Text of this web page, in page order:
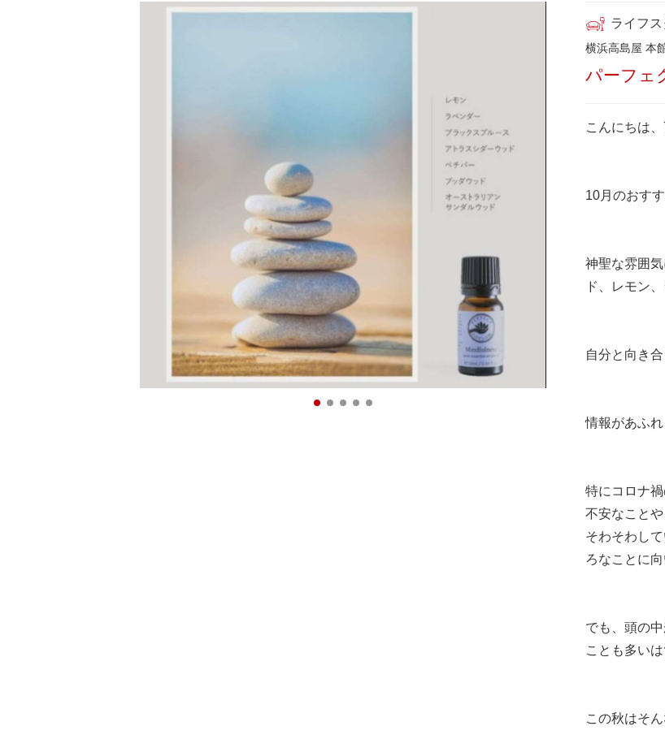
ライフ
横浜高島屋 本
パーフェ
こんにちは
10月のおす
神聖な雰囲
ド、レモン
自分と向き
情報があふ
特にコロナ禍
不安なこと
そわそわし
ろなことに
でも、頭の
ことも多いは
この秋はそ